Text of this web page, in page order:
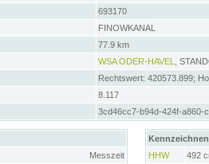
693170
FINOWKANAL
77.9 km
WSA ODER-HAVEL
,
Rechtswert: 420573.899;
8.117
3cd46cc7-b94d-424f-a860-
Messzeit
HHW
492